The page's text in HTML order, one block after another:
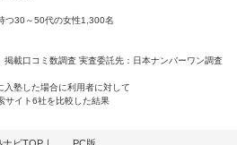
30～50代の女性1,300名
載口コミ数調査 実査委託先：日本ナンバーワン調査
塾した場合に利用者に対して
サイト6社を比較した結果